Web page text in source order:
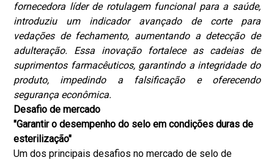
fornecedora líder de rotulagem funcional para a saúde,
introduziu um indicador avançado de corte para
vedações de fechamento, aumentando a detecção de
adulteração. Essa inovação fortalece as cadeias de
suprimentos farmacêuticos, garantindo a integridade do
produto, impedindo a falsificação e oferecendo
segurança econômica.
Desafio de mercado
"Garantir o desempenho do selo em condições duras de
esterilização"
Um dos principais desafios no mercado de selo de